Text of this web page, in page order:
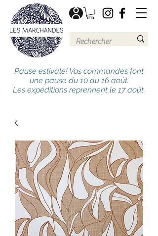
Pause estivale! Vos commandes font
une pause du 10 au 16 août.
Les expéditions reprennent le 17 août.